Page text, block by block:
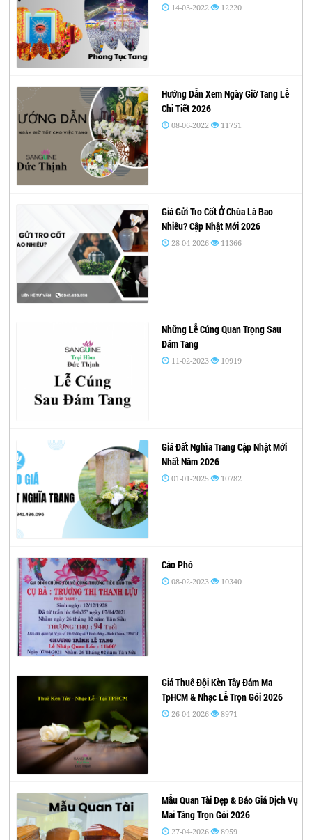
14-03-2022 12220
Hướng Dẫn Xem Ngày Giờ Tang Lễ
Chi Tiết 2026
08-06-2022 11751
Giá Gửi Tro Cốt Ở Chùa Là Bao
Nhiêu? Cập Nhật Mới 2026
28-04-2026 11366
Những Lễ Cúng Quan Trọng Sau
Đám Tang
11-02-2023 10919
Giá Đất Nghĩa Trang Cập Nhật Mới
Nhất Năm 2026
01-01-2025 10782
Cáo Phó
08-02-2023 10340
Giá Thuê Đội Kèn Tây Đám Ma
TpHCM & Nhạc Lễ Trọn Gói 2026
26-04-2026 8971
Mẫu Quan Tài Đẹp & Báo Giá Dịch Vụ
Mai Táng Trọn Gói 2026
27-04-2026 8959